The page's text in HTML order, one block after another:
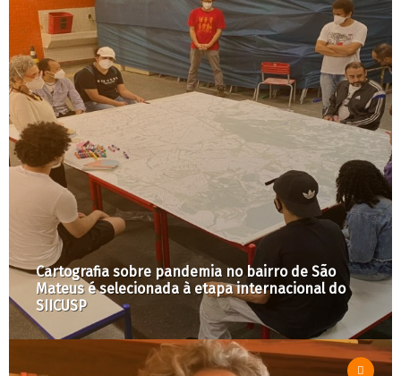
Cartografia sobre pandemia no bairro de São
Mateus é selecionada à etapa internacional do
SIICUSP